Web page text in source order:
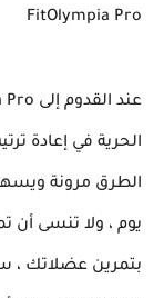
FitOlympia Pro
الحرية في إعادة
الطرق مرونة
يوم ، ولا تنسى أن
بتمرين عضلاتك ،